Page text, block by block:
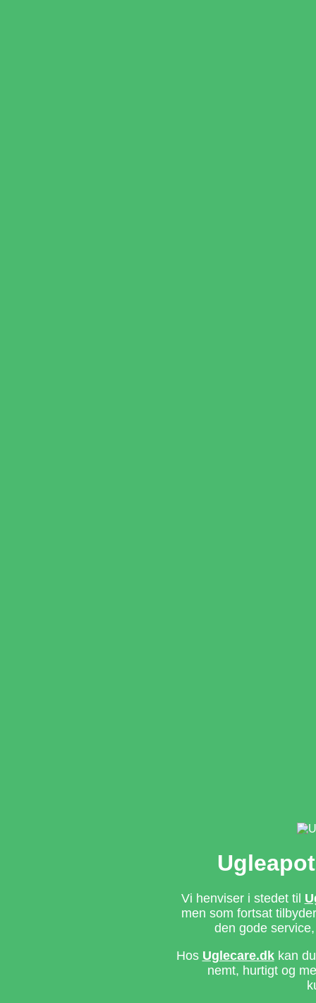
Vi henviser i stedet til
men som fortsat
den gode
Hos Uglecare.dkkan du
nemt, hurtigt og